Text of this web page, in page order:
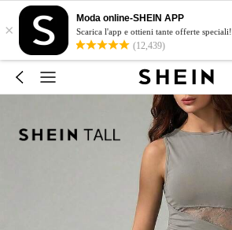
×
Moda online-SHEIN APP
Scarica l'app e ottieni tante offerte speciali!
(12,439)